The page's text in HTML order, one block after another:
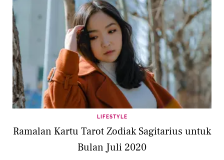
LIFESTYLE
Ramalan Kartu Tarot Zodiak Sagitarius untuk
Bulan Juli 2020